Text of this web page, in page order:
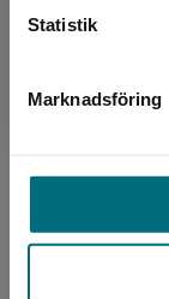
Statistik
Marknadsföring